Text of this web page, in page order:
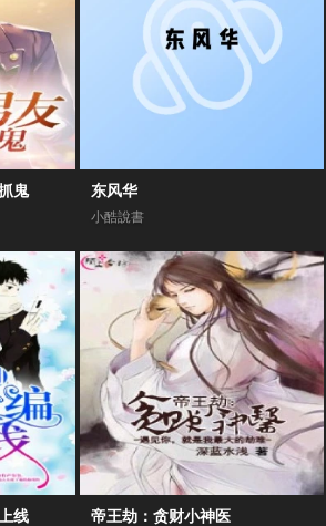
鬼 东风华
小酷說書
线 帝王劫：贪财小神医